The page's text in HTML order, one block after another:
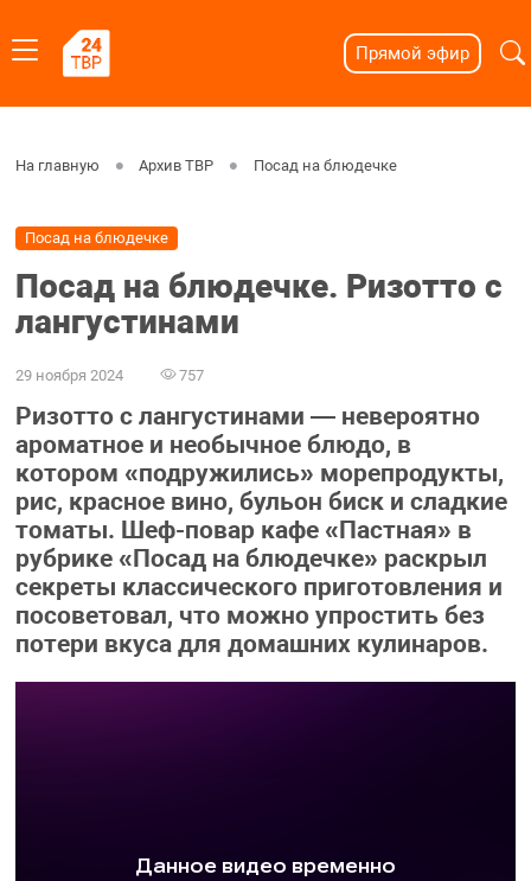
Прямой эфир
На главную Архив ТВР Посад на блюдечке
Посад на блюдечке
Посад на блюдечке. Ризотто с
лангустинами
29 ноября 2024 757
Ризотто с лангустинами — невероятно
ароматное и необычное блюдо, в
котором «подружились» морепродукты,
рис, красное вино, бульон биск и сладкие
томаты. Шеф-повар кафе «Пастная» в
рубрике «Посад на блюдечке» раскрыл
секреты классического приготовления и
посоветовал, что можно упростить без
потери вкуса для домашних кулинаров.